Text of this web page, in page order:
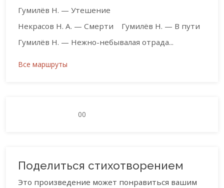
Гумилёв Н. — Утешение
Некрасов Н. А. — Смерти
Гумилёв Н. — В пути
Гумилёв Н. — Нежно-небывалая отрада...
Все маршруты
00
Поделиться стихотворением
Это произведение может понравиться вашим